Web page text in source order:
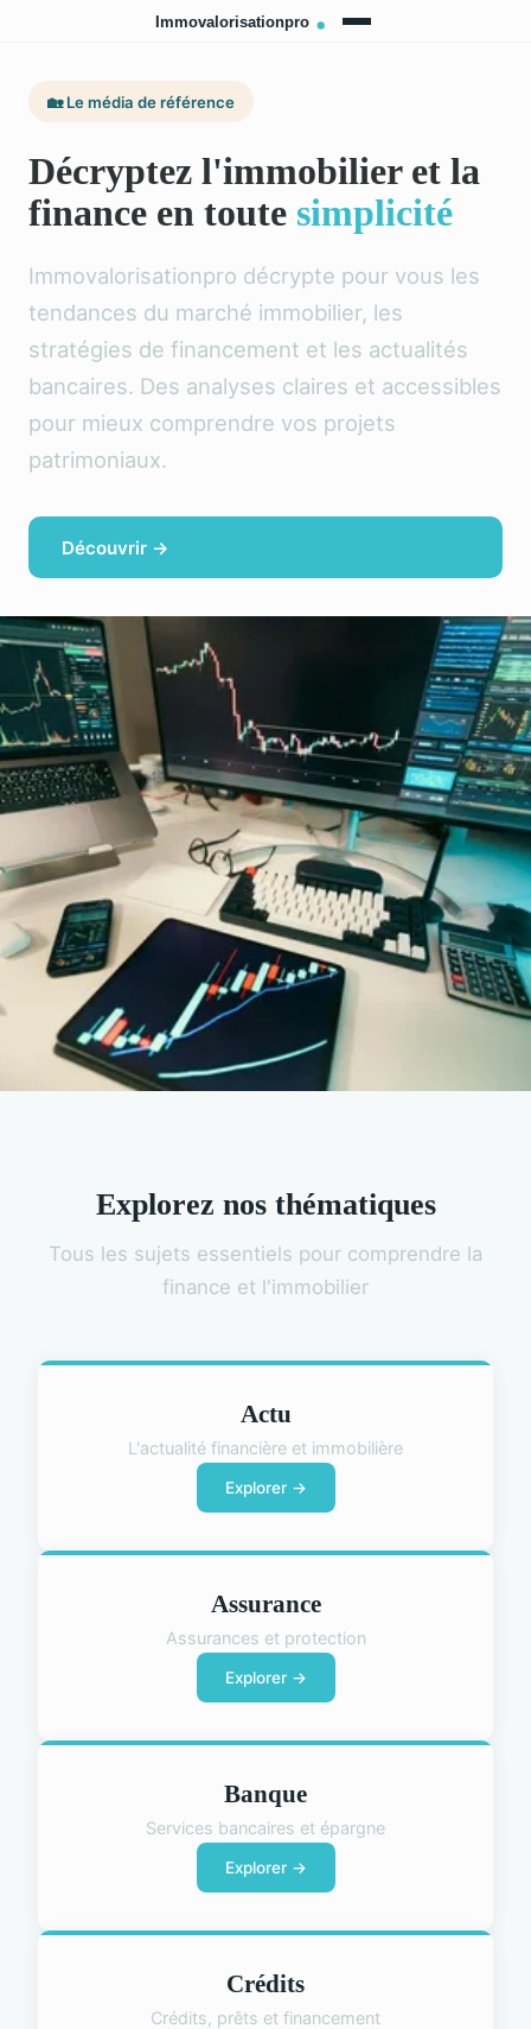
🏡 Le média de référence
Décryptez l'immobilier et la
finance en toute simplicité
Immovalorisationpro décrypte pour vous les
tendances du marché immobilier, les
stratégies de financement et les actualités
bancaires. Des analyses claires et accessibles
pour mieux comprendre vos projets
patrimoniaux.
Découvrir →
Explorez nos thématiques
Tous les sujets essentiels pour comprendre la
finance et l'immobilier
Actu
L'actualité financière et immobilière
Explorer →
Assurance
Assurances et protection
Explorer →
Banque
Services bancaires et épargne
Explorer →
Crédits
Crédits, prêts et financement